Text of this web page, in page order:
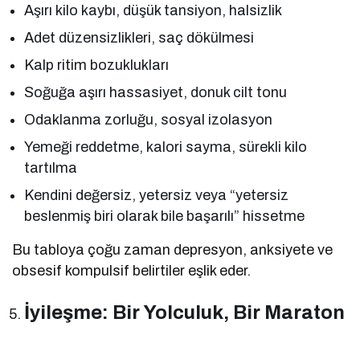
Aşırı kilo kaybı, düşük tansiyon, halsizlik
Adet düzensizlikleri, saç dökülmesi
Kalp ritim bozuklukları
Soğuğa aşırı hassasiyet, donuk cilt tonu
Odaklanma zorluğu, sosyal izolasyon
Yemeği reddetme, kalori sayma, sürekli kilo
tartılma
Kendini değersiz, yetersiz veya “yetersiz
beslenmiş biri olarak bile başarılı” hissetme
Bu tabloya çoğu zaman depresyon, anksiyete ve
obsesif kompulsif belirtiler eşlik eder.
İyileşme: Bir Yolculuk, Bir Maraton